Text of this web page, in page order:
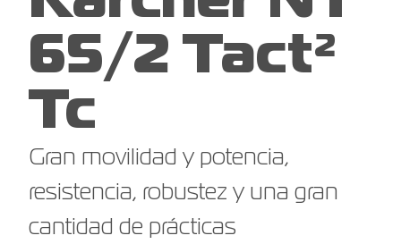
65/2 Tact²
Tc
Gran movilidad y potencia,
resistencia, robustez y una gran
cantidad de prácticas